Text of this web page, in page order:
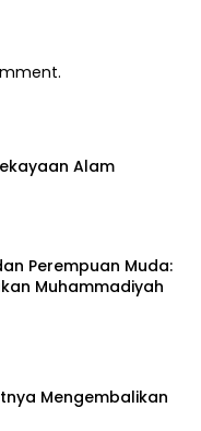
Alam
Perempuan Muda:
Muhammadiyah
Mengembalikan